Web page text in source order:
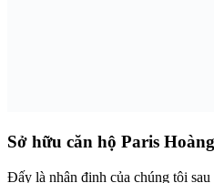
Sở hữu căn hộ Paris
Đấy là nhận định của chúng tôi